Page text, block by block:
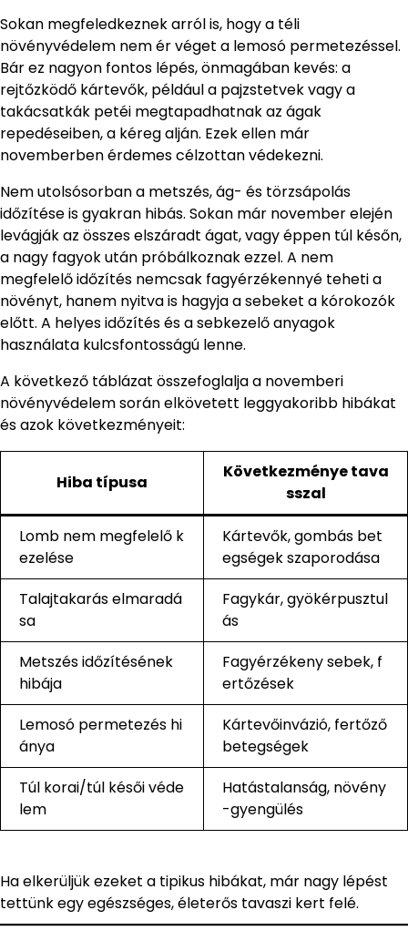
Sokan megfeledkeznek arról is, hogy a téli
növényvédelem nem ér véget a lemosó permetezéssel.
Bár ez nagyon fontos lépés, önmagában kevés: a
rejtőzködő kártevők, például a pajzstetvek vagy a
takácsatkák petéi megtapadhatnak az ágak
repedéseiben, a kéreg alján. Ezek ellen már
novemberben érdemes célzottan védekezni.
Nem utolsósorban a metszés, ág- és törzsápolás
időzítése is gyakran hibás. Sokan már november elején
levágják az összes elszáradt ágat, vagy éppen túl későn,
a nagy fagyok után próbálkoznak ezzel. A nem
megfelelő időzítés nemcsak fagyérzékennyé teheti a
növényt, hanem nyitva is hagyja a sebeket a kórokozók
előtt. A helyes időzítés és a sebkezelő anyagok
használata kulcsfontosságú lenne.
A következő táblázat összefoglalja a novemberi
növényvédelem során elkövetett leggyakoribb hibákat
és azok következményeit:
Hiba típusa
Következménye tava
sszal
Lomb nem megfelelő k
ezelése
Kártevők, gombás bet
egségek szaporodása
Talajtakarás elmaradá
sa
Fagykár, gyökérpusztul
ás
Metszés időzítésének
hibája
Fagyérzékeny sebek, f
ertőzések
Lemosó permetezés hi
ánya
Kártevőinvázió, fertőző
betegségek
Túl korai/túl késői véde
lem
Hatástalanság, növény
-gyengülés
Ha elkerüljük ezeket a tipikus hibákat, már nagy lépést
tettünk egy egészséges, életerős tavaszi kert felé.